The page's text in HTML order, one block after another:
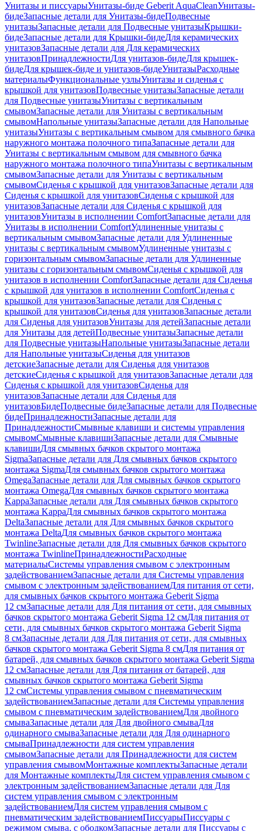
Унитазы и писсуарыУнитазы-биде Geberit AquaCleanУнитазы-
бидеЗапасные детали для Унитазы-бидеПодвесные
унитазыЗапасные детали для Подвесные унитазыКрышки-
бидеЗапасные детали для Крышки-бидеДля керамических
унитазовЗапасные детали для Для керамических
унитазовПринадлежностиДля унитазов-бидеДля крышек-
бидеДля крышек-биде и унитазов-бидеУнитазыРасходные
материалыФункциональные узлыУнитазы и сиденья с
крышкой для унитазовПодвесные унитазыЗапасные детали
для Подвесные унитазыУнитазы с вертикальным
смывомЗапасные детали для Унитазы с вертикальным
смывомНапольные унитазыЗапасные детали для Напольные
унитазыУнитазы с вертикальным смывом для смывного бачка
наружного монтажа полочного типаЗапасные детали для
Унитазы с вертикальным смывом для смывного бачка
наружного монтажа полочного типаУнитазы с вертикальным
смывомЗапасные детали для Унитазы с вертикальным
смывомСиденья с крышкой для унитазовЗапасные детали для
Сиденья с крышкой для унитазовСиденья с крышкой для
унитазовЗапасные детали для Сиденья с крышкой для
унитазовУнитазы в исполнении ComfortЗапасные детали для
Унитазы в исполнении ComfortУдлиненные унитазы с
вертикальным смывомЗапасные детали для Удлиненные
унитазы с вертикальным смывомУдлиненные унитазы с
горизонтальным смывомЗапасные детали для Удлиненные
унитазы с горизонтальным смывомСиденья с крышкой для
унитазов в исполнении ComfortЗапасные детали для Сиденья
с крышкой для унитазов в исполнении ComfortСиденья с
крышкой для унитазовЗапасные детали для Сиденья с
крышкой для унитазовСиденья для унитазовЗапасные детали
для Сиденья для унитазовУнитазы для детейЗапасные детали
для Унитазы для детейПодвесные унитазыЗапасные детали
для Подвесные унитазыНапольные унитазыЗапасные детали
для Напольные унитазыСиденья для унитазов
детскиеЗапасные детали для Сиденья для унитазов
детскиеСиденья с крышкой для унитазовЗапасные детали для
Сиденья с крышкой для унитазовСиденья для
унитазовЗапасные детали для Сиденья для
унитазовБидеПодвесные бидеЗапасные детали для Подвесные
бидеПринадлежностиЗапасные детали для
ПринадлежностиСмывные клавиши и системы управления
смывомСмывные клавишиЗапасные детали для Смывные
клавишиДля смывных бачков скрытого монтажа
SigmaЗапасные детали для Для смывных бачков скрытого
монтажа SigmaДля смывных бачков скрытого монтажа
OmegaЗапасные детали для Для смывных бачков скрытого
монтажа OmegaДля смывных бачков скрытого монтажа
KappaЗапасные детали для Для смывных бачков скрытого
монтажа KappaДля смывных бачков скрытого монтажа
DeltaЗапасные детали для Для смывных бачков скрытого
монтажа DeltaДля смывных бачков скрытого монтажа
TwinlineЗапасные детали для Для смывных бачков скрытого
монтажа TwinlineПринадлежностиРасходные
материалыСистемы управления смывом с электронным
задействованиемЗапасные детали для Системы управления
смывом с электронным задействованиемДля питания от сети,
для смывных бачков скрытого монтажа Geberit Sigma
12 смЗапасные детали для Для питания от сети, для смывных
бачков скрытого монтажа Geberit Sigma 12 смДля питания от
сети, для смывных бачков скрытого монтажа Geberit Sigma
8 смЗапасные детали для Для питания от сети, для смывных
бачков скрытого монтажа Geberit Sigma 8 смДля питания от
батарей, для смывных бачков скрытого монтажа Geberit Sigma
12 смЗапасные детали для Для питания от батарей, для
смывных бачков скрытого монтажа Geberit Sigma
12 смСистемы управления смывом с пневматическим
задействованиемЗапасные детали для Системы управления
смывом с пневматическим задействованиемДля двойного
смываЗапасные детали для Для двойного смываДля
одинарного смываЗапасные детали для Для одинарного
смываПринадлежности для систем управления
смывомЗапасные детали для Принадлежности для систем
управления смывомМонтажные комплектыЗапасные детали
для Монтажные комплектыДля систем управления смывом с
электронным задействованиемЗапасные детали для Для
систем управления смывом с электронным
задействованиемДля систем управления смывом с
пневматическим задействованиемПиссуарыПиссуары с
режимом смыва, с ободкомЗапасные детали для Писсуары с